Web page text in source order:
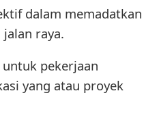
dalam memadatkan
raya.
pekerjaan
yang atau proyek